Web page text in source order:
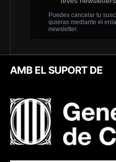
AMB EL SUPORT DE